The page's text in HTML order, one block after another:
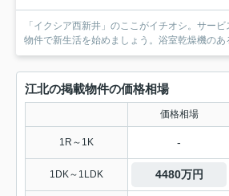
「イクシア西新井」のここがイチオシ。サー
物件で新生活を始めましょう。浴室乾燥機のあ
江北の掲載物件の価格相場
価格相場
1R～1K -
1DK～1LDK 4480万円